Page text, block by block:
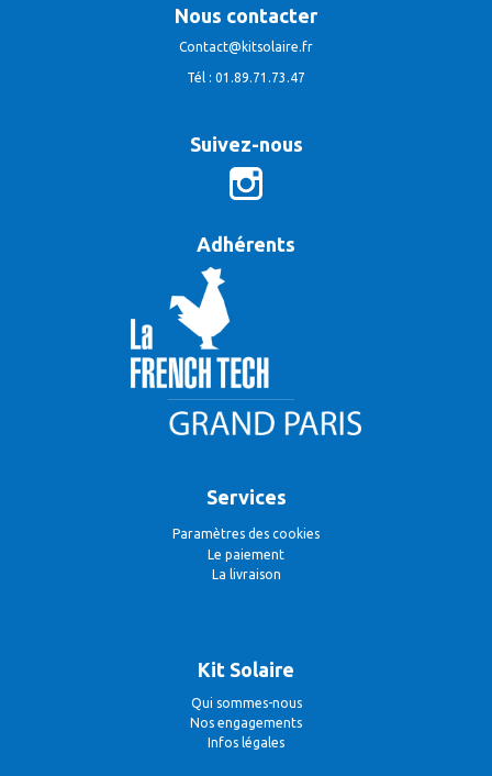
Nous contacter
Contact@kitsolaire.fr
Tél : 01.89.71.73.47
Suivez-nous
Adhérents
Services
Paramètres des cookies
Le paiement
La livraison
Kit Solaire
Qui sommes-nous
Nos engagements
Infos légales